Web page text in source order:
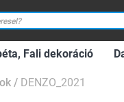
Fali dekoráció
DENZO_2021